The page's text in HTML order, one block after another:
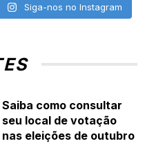
Siga-nos no Instagram
Saiba como consultar
seu local de votação
nas eleições de outubro